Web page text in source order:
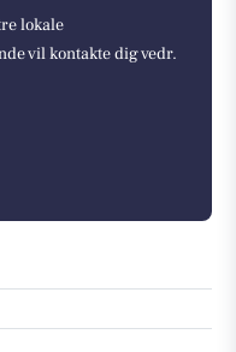
lokale
vil kontakte dig vedr.